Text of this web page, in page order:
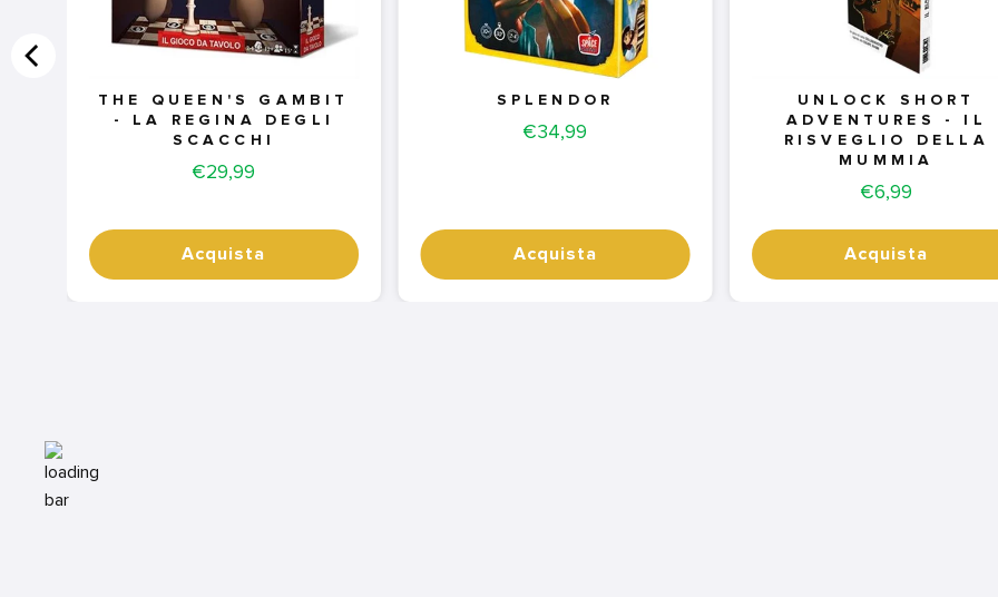
THE QUEEN'S GAMBIT
- LA REGINA DEGLI
SCACCHI
Price
€29,99
Acquista
SPLENDOR
Price
€34,99
Acquista
UNLOCK SHORT
ADVENTURES - IL
RISVEGLIO DELLA
MUMMIA
Price
€6,99
Acquista